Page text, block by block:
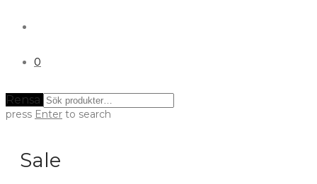
0
Rensa
press Enter to search
Sale